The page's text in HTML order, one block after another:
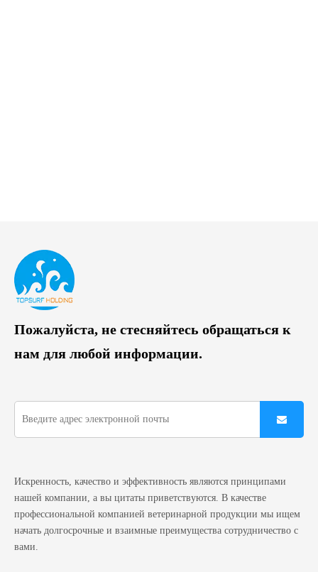
Пожалуйста, не стесняйтесь обращаться к
нам для любой информации.
Искренность, качество и эффективность являются принципами
нашей компании, а вы цитаты приветствуются. В качестве
профессиональной компанией ветеринарной продукции мы ищем
начать долгосрочные и взаимные преимущества сотрудничество с
вами.